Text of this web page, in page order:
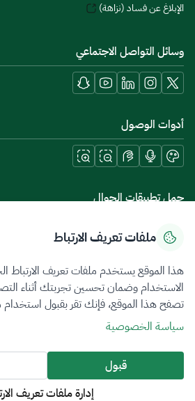
الإبلاغ عن فساد (نزاهة)
وسائل التواصل الاجتماعي
أدوات الوصول
حمل تطبيقات الجوال
سياسة الخصوصيةشروط الاستخدامخريطة الموقع
جميع الحقوق محفوظة 2026 © ZATCA.GOV.SA
تم تطويره وصيانته بواسطة هيئة الزكاة والضريبة
آخر تحديث للموقع في
ملفات تعريف الارتباط
هذا الموقع يستخدم ملفات تعريف الارتباط
الاستخدام وضمان تحسين تجربتك أثناء
تصفح هذا الموقع، فإنك تقر بقبول استخدام
سياسة الخصوصية
قبول
إدارة ملفات تعريف